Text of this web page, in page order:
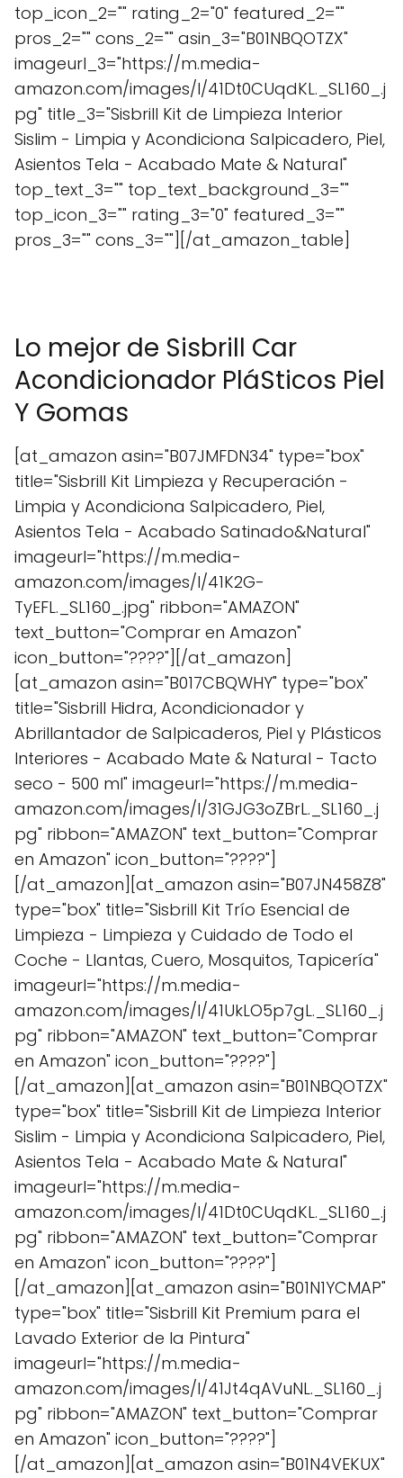
top_icon_2="" rating_2="0" featured_2=""
pros_2="" cons_2="" asin_3="B01NBQOTZX"
imageurl_3="https://m.media-
amazon.com/images/I/41Dt0CUqdKL._SL160_.j
pg" title_3="Sisbrill Kit de Limpieza Interior
Sislim - Limpia y Acondiciona Salpicadero, Piel,
Asientos Tela - Acabado Mate & Natural"
top_text_3="" top_text_background_3=""
top_icon_3="" rating_3="0" featured_3=""
pros_3="" cons_3=""][/at_amazon_table]
Lo mejor de Sisbrill Car
Acondicionador PláSticos Piel
Y Gomas
[at_amazon asin="B07JMFDN34" type="box"
title="Sisbrill Kit Limpieza y Recuperación -
Limpia y Acondiciona Salpicadero, Piel,
Asientos Tela - Acabado Satinado&Natural"
imageurl="https://m.media-
amazon.com/images/I/41K2G-
TyEFL._SL160_.jpg" ribbon="AMAZON"
text_button="Comprar en Amazon"
icon_button="????"][/at_amazon]
[at_amazon asin="B017CBQWHY" type="box"
title="Sisbrill Hidra, Acondicionador y
Abrillantador de Salpicaderos, Piel y Plásticos
Interiores - Acabado Mate & Natural - Tacto
seco - 500 ml" imageurl="https://m.media-
amazon.com/images/I/31GJG3oZBrL._SL160_.j
pg" ribbon="AMAZON" text_button="Comprar
en Amazon" icon_button="????"]
[/at_amazon][at_amazon asin="B07JN458Z8"
type="box" title="Sisbrill Kit Trío Esencial de
Limpieza - Limpieza y Cuidado de Todo el
Coche - Llantas, Cuero, Mosquitos, Tapicería"
imageurl="https://m.media-
amazon.com/images/I/41UkLO5p7gL._SL160_.j
pg" ribbon="AMAZON" text_button="Comprar
en Amazon" icon_button="????"]
[/at_amazon][at_amazon asin="B01NBQOTZX"
type="box" title="Sisbrill Kit de Limpieza Interior
Sislim - Limpia y Acondiciona Salpicadero, Piel,
Asientos Tela - Acabado Mate & Natural"
imageurl="https://m.media-
amazon.com/images/I/41Dt0CUqdKL._SL160_.j
pg" ribbon="AMAZON" text_button="Comprar
en Amazon" icon_button="????"]
[/at_amazon][at_amazon asin="B01N1YCMAP"
type="box" title="Sisbrill Kit Premium para el
Lavado Exterior de la Pintura"
imageurl="https://m.media-
amazon.com/images/I/41Jt4qAVuNL._SL160_.j
pg" ribbon="AMAZON" text_button="Comprar
en Amazon" icon_button="????"]
[/at_amazon][at_amazon asin="B01N4VEKUX"